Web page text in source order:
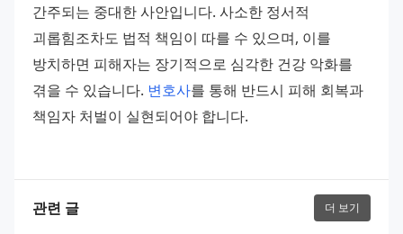
간주되는 중대한 사안입니다. 사소한 정서적
괴롭힘조차도 법적 책임이 따를 수 있으며, 이를
방치하면 피해자는 장기적으로 심각한 건강 악화를
겪을 수 있습니다. 변호사를 통해 반드시 피해 회복과
책임자 처벌이 실현되어야 합니다.
관련 글 더 보기